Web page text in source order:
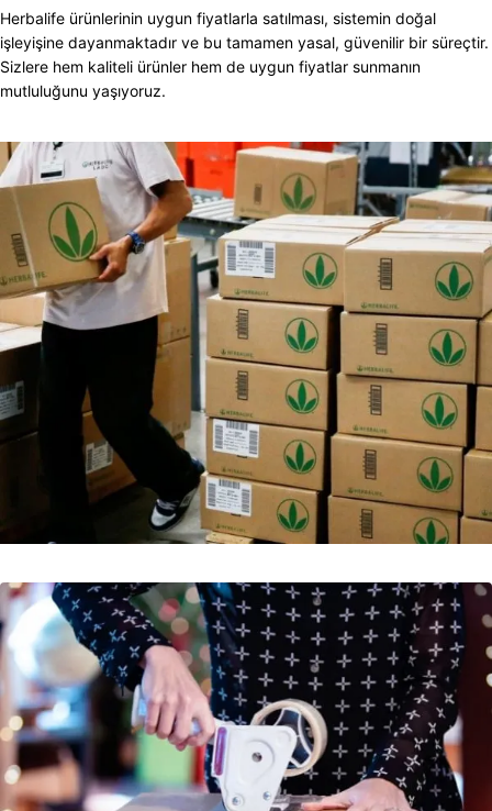
Herbalife ürünlerinin uygun fiyatlarla satılması, sistemin doğal
işleyişine dayanmaktadır ve bu tamamen yasal, güvenilir bir süreçtir.
Sizlere hem kaliteli ürünler hem de uygun fiyatlar sunmanın
mutluluğunu yaşıyoruz.